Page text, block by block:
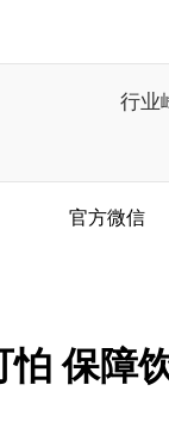
行业
官方微信
保障